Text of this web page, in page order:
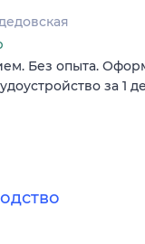
Без опыта.
за 1